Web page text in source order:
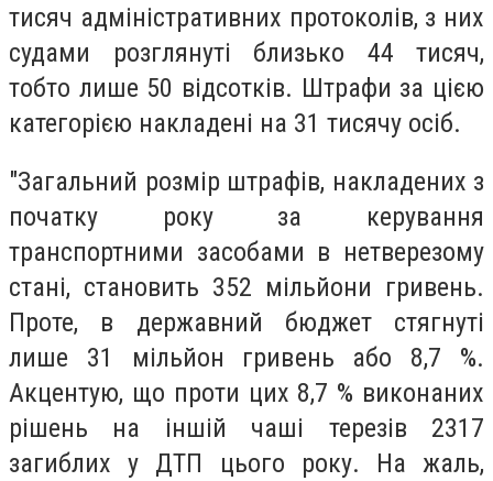
тисяч адміністративних протоколів, з них
судами розглянуті близько 44 тисяч,
тобто лише 50 відсотків. Штрафи за цією
категорією накладені на 31 тисячу осіб.
"Загальний розмір штрафів, накладених з
початку року за керування
транспортними засобами в нетверезому
стані, становить 352 мільйони гривень.
Проте, в державний бюджет стягнуті
лише 31 мільйон гривень або 8,7 %.
Акцентую, що проти цих 8,7 % виконаних
рішень на іншій чаші терезів 2317
загиблих у ДТП цього року. На жаль,